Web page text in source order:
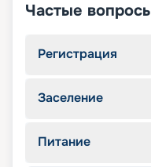
Частые
Регистрация
Заселение
Питание